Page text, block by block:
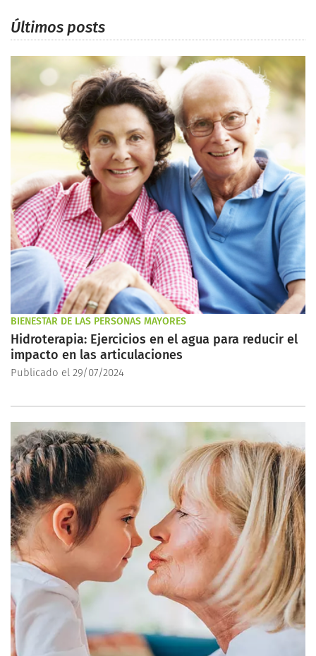
Últimos posts
BIENESTAR DE LAS PERSONAS MAYORES
Hidroterapia: Ejercicios en el agua para reducir el
impacto en las articulaciones
Publicado el 29/07/2024